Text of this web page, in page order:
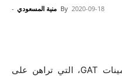
By منية المسعودي - 2020-09-18
أطلقت تأمينات GAT، التي تراهن على